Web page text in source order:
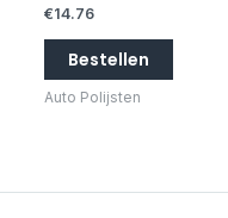
€14.76
Bestellen
Auto Polijsten